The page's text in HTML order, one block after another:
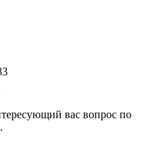
вас вопрос по